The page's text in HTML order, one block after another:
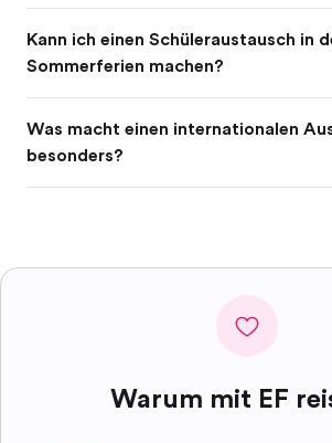
Kann ich einen Schüleraustausch in
Sommerferien machen?
Was macht einen internationalen
besonders?
Warum mit EF